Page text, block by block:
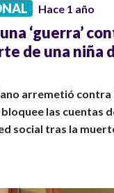
Hace 1 año
‘guerra’
de una niña
arremetió contra
las cuentas
social tras la